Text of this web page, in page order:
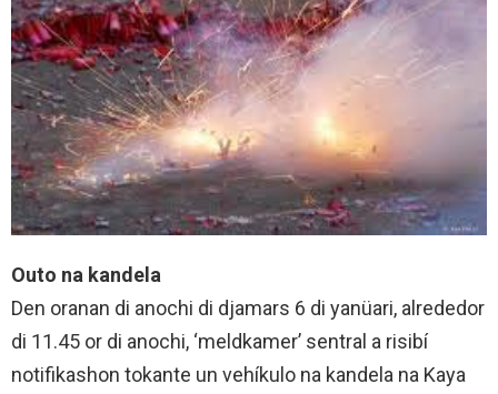
Outo na kandela
Den oranan di anochi di djamars 6 di yanüari, alrededor
di 11.45 or di anochi, ‘meldkamer’ sentral a risibí
notifikashon tokante un vehíkulo na kandela na Kaya